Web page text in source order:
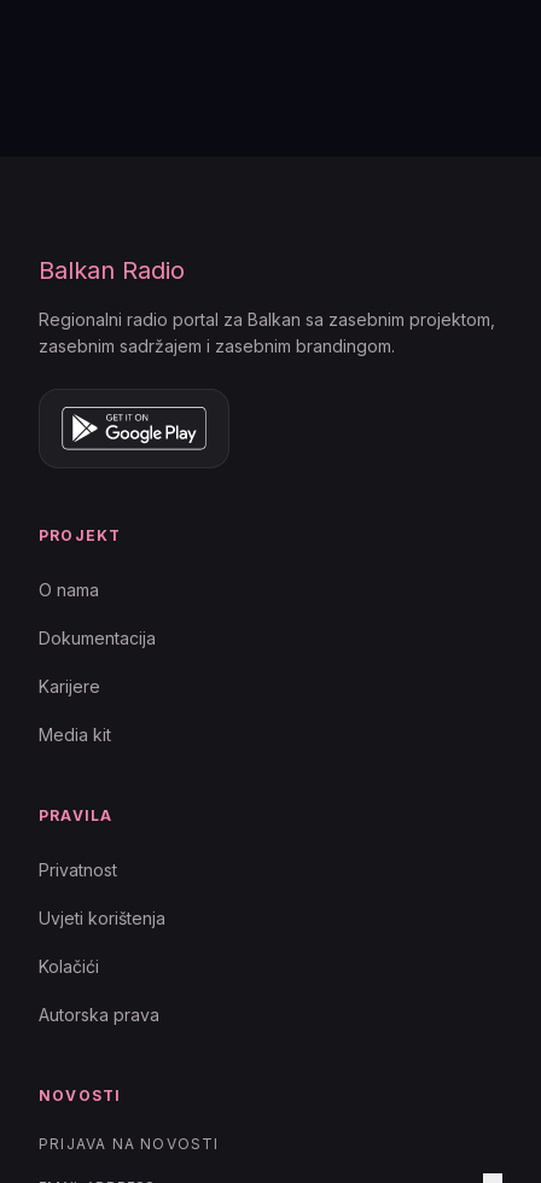
Balkan Radio
Regionalni radio portal za Balkan sa zasebnim projektom,
zasebnim sadržajem i zasebnim brandingom.
PROJEKT
O nama
Dokumentacija
Karijere
Media kit
PRAVILA
Privatnost
Uvjeti korištenja
Kolačići
Autorska prava
NOVOSTI
PRIJAVA NA NOVOSTI